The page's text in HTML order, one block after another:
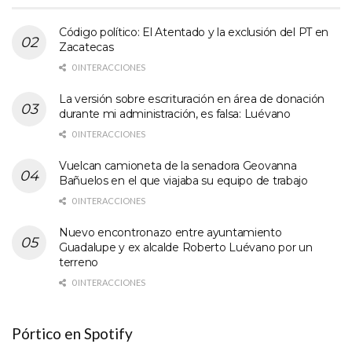
Código político: El Atentado y la exclusión del PT en
Zacatecas
0 INTERACCIONES
La versión sobre escrituración en área de donación
durante mi administración, es falsa: Luévano
0 INTERACCIONES
Vuelcan camioneta de la senadora Geovanna
Bañuelos en el que viajaba su equipo de trabajo
0 INTERACCIONES
Nuevo encontronazo entre ayuntamiento
Guadalupe y ex alcalde Roberto Luévano por un
terreno
0 INTERACCIONES
Pórtico en Spotify